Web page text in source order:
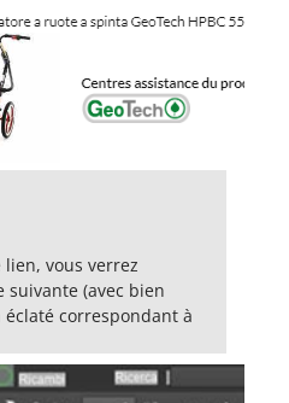
vous verrez
(avec bien
correspondant à